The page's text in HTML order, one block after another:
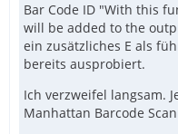
Bar Code ID "With this
will be added to the
ein zusätzliches E als
bereits ausprobiert.
Ich verzweifel langsam.
Manhattan Barcode